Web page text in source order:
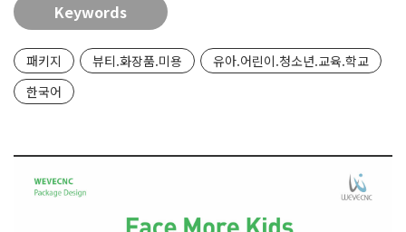
Keywords
패키지 뷰티.화장품.미용
유아.어린이.청소년.교육.학교
한국어